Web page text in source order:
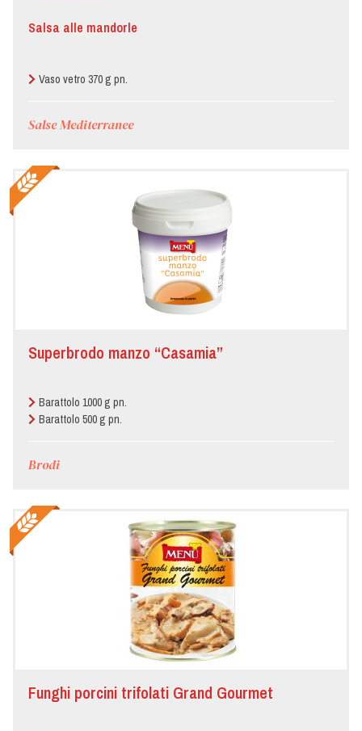
Salsa alle mandorle
Vaso vetro 370 g pn.
Salse Mediterranee
Superbrodo manzo “Casamia”
Barattolo 1000 g pn.
Barattolo 500 g pn.
Brodi
Funghi porcini trifolati Grand Gourmet